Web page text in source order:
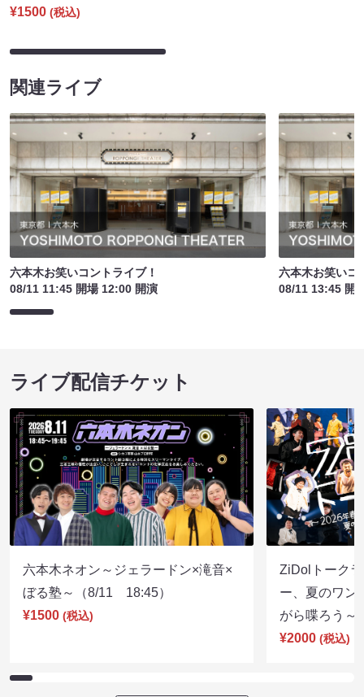
¥1500 (税込)
関連ライブ
六本木お笑いコントライブ！
08/11 11:45 開場 12:00 開演
六本木お笑いコ
08/11 13:45 開
ライブ配信チケット
六本木ネオン～ジェラードン×滝音×
ぼる塾～（8/11 18:45）
¥1500 (税込)
ZiDolトーク
ー、夏のワン
がら喋ろう
¥2000 (税込)